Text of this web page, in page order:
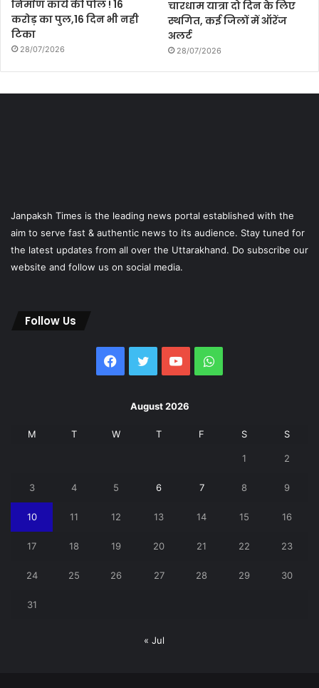
निर्माण कार्य की पोल ! 16
करोड़ का पुल,16 दिन भी नही
टिका
28/07/2026
चारधाम यात्रा दो दिन के लिए
स्थगित, कई जिलों में ऑरेंज
अलर्ट
28/07/2026
Janpaksh Times is the leading news portal established with the
aim to serve fast & authentic news to its audience. Stay tuned for
the latest updates from all over the Uttarakhand. Do subscribe our
website and follow us on social media.
Follow Us
Facebook
Twitter YouTubeWhatsApp
August 2026
M T W T F S S
1 2
3 4 5 6 7 8 9
10 11 12 13 14 15 16
17 18 19 20 21 22 23
24 25 26 27 28 29 30
31
« Jul